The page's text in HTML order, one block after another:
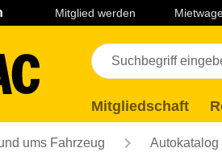
Seiteninhalt Fußzeile
Mitglied werden
Mitgliedschaft
ums Fahrzeug Autokatalog